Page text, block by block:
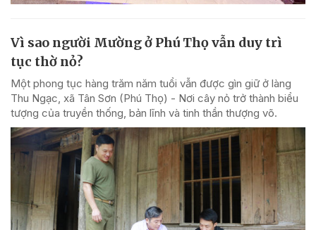
Vì sao người Mường ở Phú Thọ vẫn duy trì
tục thờ nỏ?
Một phong tục hàng trăm năm tuổi vẫn được gìn giữ ở làng
Thu Ngạc, xã Tân Sơn (Phú Thọ) - Nơi cây nỏ trở thành biểu
tượng của truyền thống, bản lĩnh và tinh thần thượng võ.